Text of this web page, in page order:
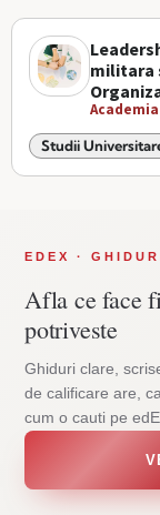
militara
Studii
EDEX ·
Afla ce face
potriveste
Ghiduri clare,
de calificare are,
cum o cauti pe